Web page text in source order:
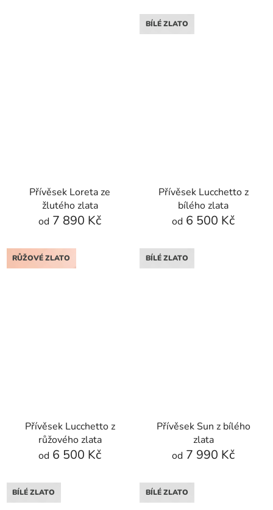
Přívěsek Loreta ze
žlutého zlata
od 7 890 Kč
BÍLÉ ZLATO
Přívěsek Lucchetto z
bílého zlata
od 6 500 Kč
RŮŽOVÉ ZLATO
Přívěsek Lucchetto z
růžového zlata
od 6 500 Kč
BÍLÉ ZLATO
Přívěsek Sun z bílého
zlata
od 7 990 Kč
BÍLÉ ZLATO BÍLÉ ZLATO